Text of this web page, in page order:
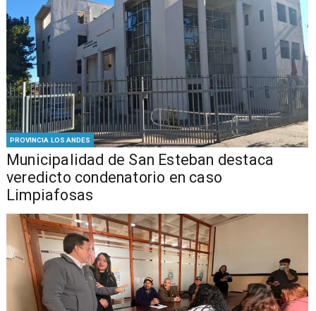
PROVINCIA LOS ANDES
Municipalidad de San Esteban destaca
veredicto condenatorio en caso
Limpiafosas